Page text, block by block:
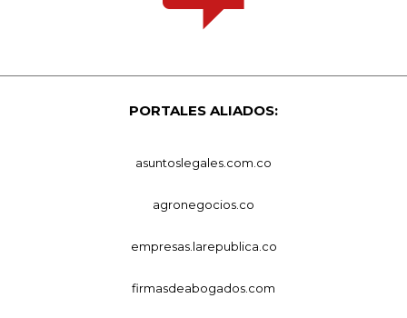
PORTALES ALIADOS:
asuntoslegales.com.co
agronegocios.co
empresas.larepublica.co
firmasdeabogados.com